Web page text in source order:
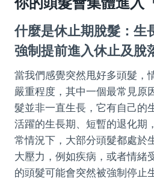
什麼是休止期脫髮：生
強制提前進入休止及脫
當我們感覺突然甩好多頭髮，
嚴重程度，其中一個最常見原
髮並非一直生長，它有自己的
活躍的生長期、短暫的退化期
常情況下，大部分頭髮都處於
大壓力，例如疾病，或者情緒
的頭髮可能會突然被強制停止